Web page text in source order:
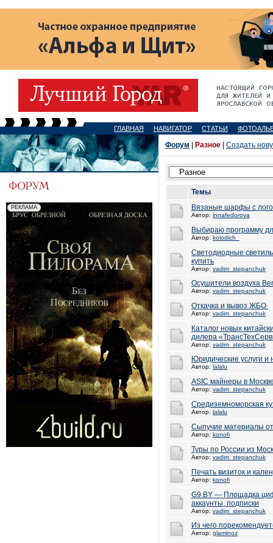
ГЛАВНАЯ НАВИГАТОР СТАТЬИ
Форум Разное Создать
Темы
Вязаные шарфы с
Автор: innafedorova
Выбираю программу
Автор: kolodich_
Светодиодные
купить
Автор: vadim_stepanchuk
Осушители воздуха
Автор: vadim_stepanchuk
Откачка и вывоз ЖБО
Автор: vadim_stepanchuk
Каталог новых
дилера
Автор: vadim_stepanchuk
Юридические услуги и
Автор: lalalu
ASIC майнеры в
Автор: vadim_stepanchuk
Средиземноморская
Автор: lalalu
Сыпучие материалы
Автор: konofi
Туры по России из
Автор: vadim_stepanchuk
Печать визиток и
Автор: konofi
G9.BY — Площадка
аккаунты, подписки
Автор: vadim_stepanchuk
Из чего
Автор: glaminoz